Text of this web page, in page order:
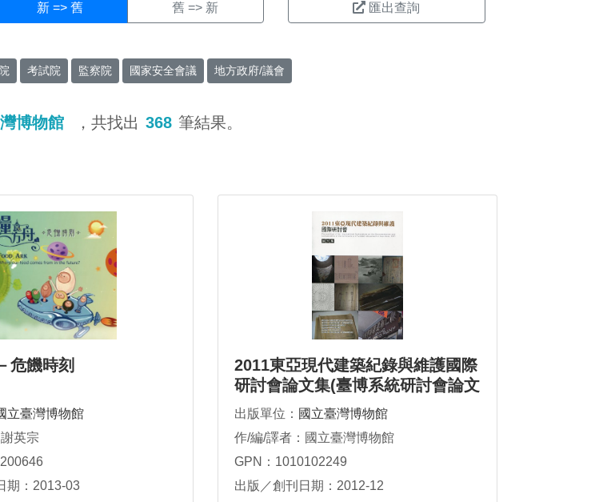
新 => 舊 舊 => 新 匯出查詢
考試院 監察院 國家安全會議 地方政府/議會
博物館 ，共找出 368 筆結果。
危饑時刻
立臺灣博物館
英宗
期：2013-03
2011東亞現代建築紀錄與維護國際
研討會論文集(臺博系統研討會論文
集3)
出版單位： 國立臺灣博物館
作/編/譯者：國立臺灣博物館
GPN：1010102249
出版／創刊日期：2012-12